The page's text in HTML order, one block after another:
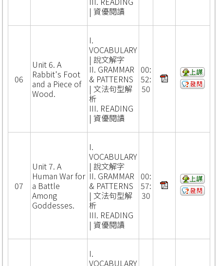
| 資優閱讀
06
Unit 6. A
Rabbit's Foot
and a Piece of
Wood.
I.
VOCABULARY
| 說文解字
II. GRAMMAR
& PATTERNS
| 文法句型解
析
III. READING
| 資優閱讀
00:
52:
50
07
Unit 7. A
Human War for
a Battle
Among
Goddesses.
I.
VOCABULARY
| 說文解字
II. GRAMMAR
& PATTERNS
| 文法句型解
析
III. READING
| 資優閱讀
00:
57:
30
I.
VOCABULARY